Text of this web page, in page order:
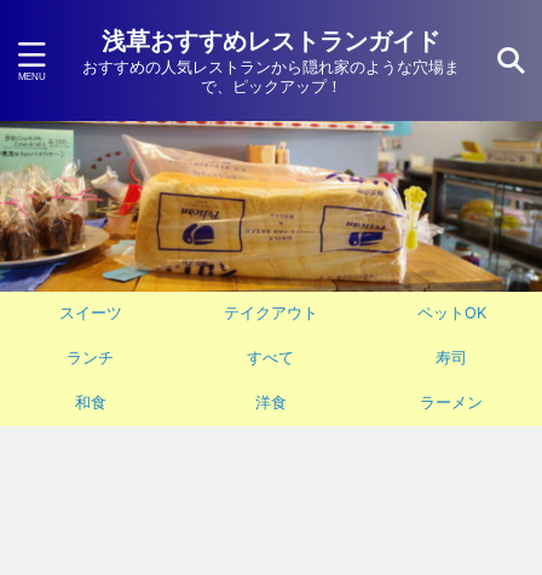
浅草おすすめレストランガイド
おすすめの人気レストランから隠れ家のような穴場ま
で、ピックアップ！
スイーツ テイクアウト ペットOK
ランチ すべて 寿司
和食 洋食 ラーメン